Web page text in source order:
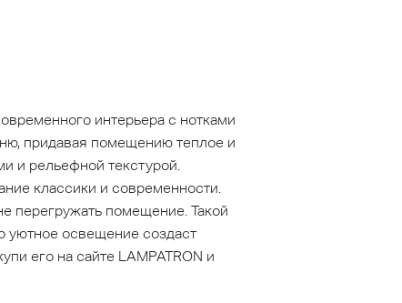
интерьера с нотками
придавая помещению теплое и
и рельефной текстурой.
классики и современности.
перегружать помещение. Такой
уютное освещение создаст
его на сайте LAMPATRON и